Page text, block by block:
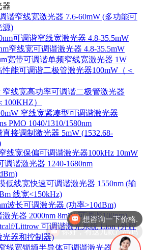
器
谐窄线宽激光器 7.6-60mW (多功能可
源)
可调谐窄线宽激光器 4.8-35.5mW
窄线宽可调谐激光器 4.8-35.5mW
宽带可调谐单频窄线宽激光器 1W
性能可调谐二极管激光器100mW（＜
窄线宽高功率可调谐二极管激光器
100KHZ）
窄线宽紧凑型可调谐激光器
PMO 1040/1310/1580nm
接调制激光器 5mW (1532.68-
线宽保偏可调谐激光器100kHz 10mW
调谐激光器 1240-1680nm
低线宽快速可调谐激光器 1550nm (输
线宽<150kHz)
波长可调激光器 (功率>10dBm)
光器 2000nm 8mW(可调谐100nm)
Littrow 可调谐激光系统 Lion (外腔
光器和控制器)
线宽锁频半导体可调谐激光器 1528-
你好，有这几款产品吗